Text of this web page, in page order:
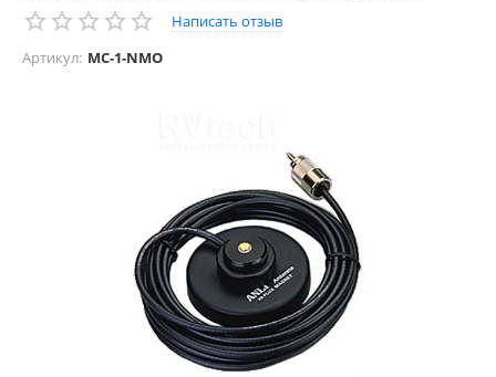
Anli (Италия) / Крепления для антенн
Написать отзыв
Артикул: MC-1-NMO